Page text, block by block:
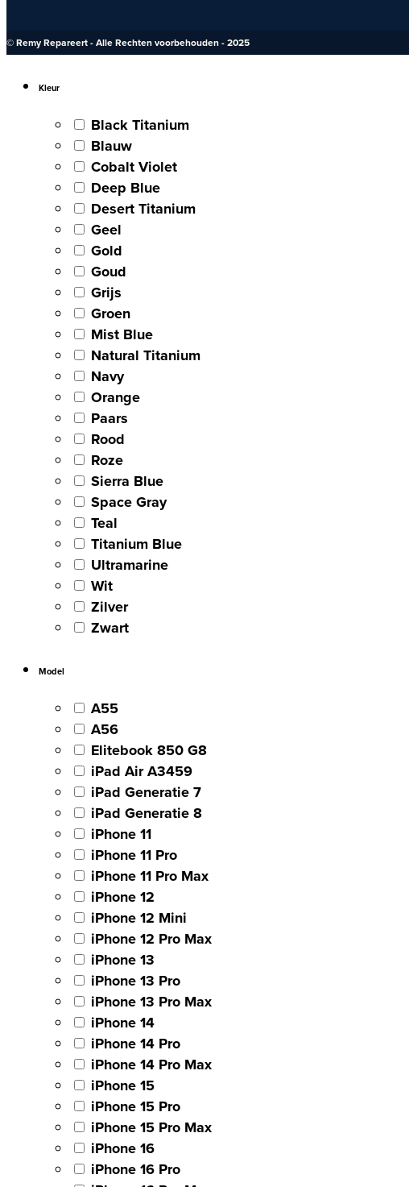
© Remy Repareert - Alle Rechten voorbehouden - 2025
Kleur
Black Titanium
Blauw
Cobalt Violet
Deep Blue
Desert Titanium
Geel
Gold
Goud
Grijs
Groen
Mist Blue
Natural Titanium
Navy
Orange
Paars
Rood
Roze
Sierra Blue
Space Gray
Teal
Titanium Blue
Ultramarine
Wit
Zilver
Zwart
Model
A55
A56
Elitebook 850 G8
iPad Air A3459
iPad Generatie 7
iPad Generatie 8
iPhone 11
iPhone 11 Pro
iPhone 11 Pro Max
iPhone 12
iPhone 12 Mini
iPhone 12 Pro Max
iPhone 13
iPhone 13 Pro
iPhone 13 Pro Max
iPhone 14
iPhone 14 Pro
iPhone 14 Pro Max
iPhone 15
iPhone 15 Pro
iPhone 15 Pro Max
iPhone 16
iPhone 16 Pro